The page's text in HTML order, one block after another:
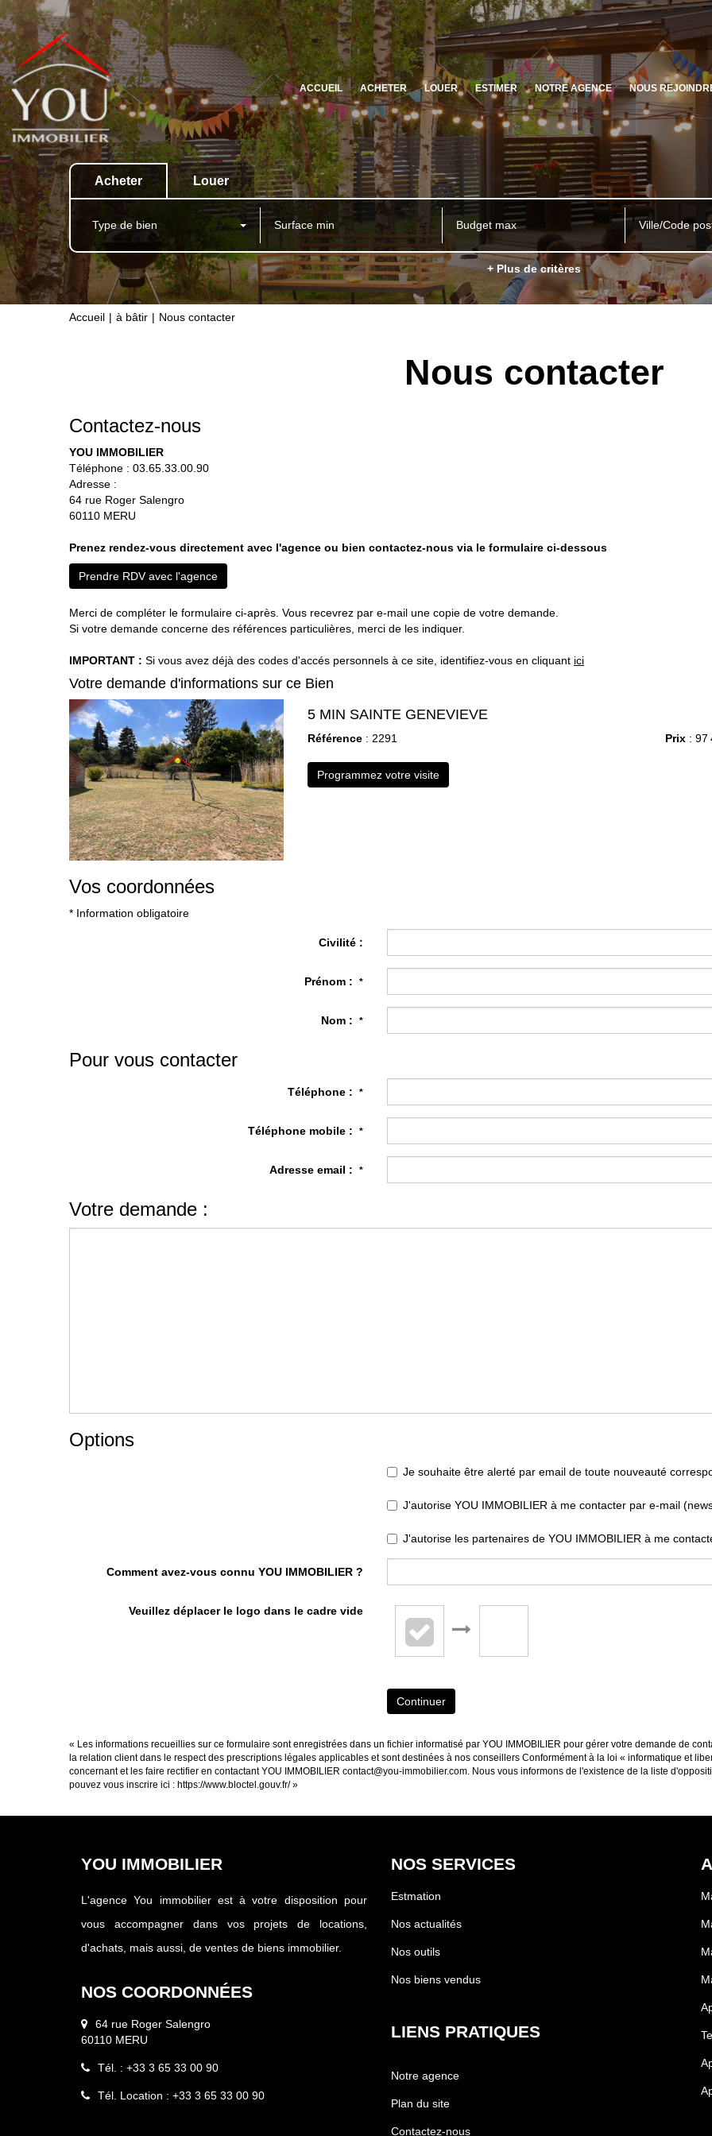
ACCUEIL ACHETER LOUER ESTIMER NOTRE AGENCE NOUS
Acheter Louer
Type de bien Ville/Code
+ Plus de critères
Accueil à bâtir Nous contacter
Nous contacter
Contactez-nous
YOU IMMOBILIER
Téléphone : 03.65.33.00.90
Adresse :
64 rue Roger Salengro
60110 MERU
Prenez rendez-vous directement avec l'agence ou bien contactez-nous via le formulaire ci-dessous
Prendre RDV avec l'agence
Merci de compléter le formulaire ci-après. Vous recevrez par e-mail une copie de votre demande.
Si votre demande concerne des références particulières, merci de les indiquer.
IMPORTANT : Si vous avez déjà des codes d'accés personnels à ce site, identifiez-vous en cliquant ici
Votre demande d'informations sur ce Bien
5 MIN SAINTE GENEVIEVE
Référence : 2291 Prix : 97
Programmez votre visite
Vos coordonnées
* Information obligatoire
Civilité :
Prénom : *
Nom : *
Pour vous contacter
Téléphone : *
Téléphone mobile : *
Adresse email : *
Votre demande :
Options
Je souhaite être alerté par email de toute nouveauté
J'autorise YOU IMMOBILIER à me contacter par e-mail
J'autorise les partenaires de YOU IMMOBILIER à me
Comment avez-vous connu YOU IMMOBILIER ?
Veuillez déplacer le logo dans le cadre vide
Continuer
« Les informations recueillies sur ce formulaire sont enregistrées dans un fichier informatisé par YOU IMMOBILIER pour gérer votre demande de
la relation client dans le respect des prescriptions légales applicables et sont destinées à nos conseillers Conformément à la loi « informatique et
concernant et les faire rectifier en contactant YOU IMMOBILIER contact@you-immobilier.com. Nous vous informons de l'existence de la liste
pouvez vous inscrire ici : https://www.bloctel.gouv.fr/»
YOU IMMOBILIER
L'agence You immobilier est à votre disposition pour
vous accompagner dans vos projets de locations,
d'achats, mais aussi, de ventes de biens immobilier.
NOS COORDONNÉES
64 rue Roger Salengro
60110 MERU
Tél. : +33 3 65 33 00 90
Tél. Location : +33 3 65 33 00 90
NOS SERVICES
Estmation
Nos actualités
Nos outils
Nos biens vendus
LIENS PRATIQUES
Notre agence
Plan du site
Contactez-nous